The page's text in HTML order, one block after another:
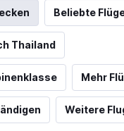
Beliebte
Thailand
Mehr
Weitere